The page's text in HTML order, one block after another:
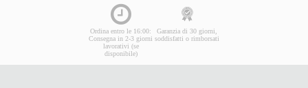
Ordina entro le 16:00:
Consegna in 2-3 giorni
lavorativi (se
disponibile)
Garanzia di 30 giorni,
soddisfatti o rimborsati